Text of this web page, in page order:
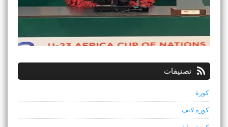
تصنيفات
كورة
كورة لايف